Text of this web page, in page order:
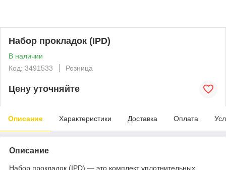
Набор прокладок (IPD)
В наличии
Код: 3491533
Розница
Цену уточняйте
Описание Характеристики Доставка Оплата
Описание
Набор прокладок (IPD) — это комплект уплотнительных